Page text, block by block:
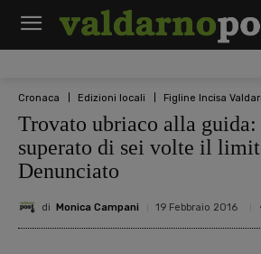
Cronaca Edizioni locali Figline Incisa
Trovato ubriaco alla guida:
superato di sei volte il
Denunciato
di Monica Campani 19 Febbraio 2016